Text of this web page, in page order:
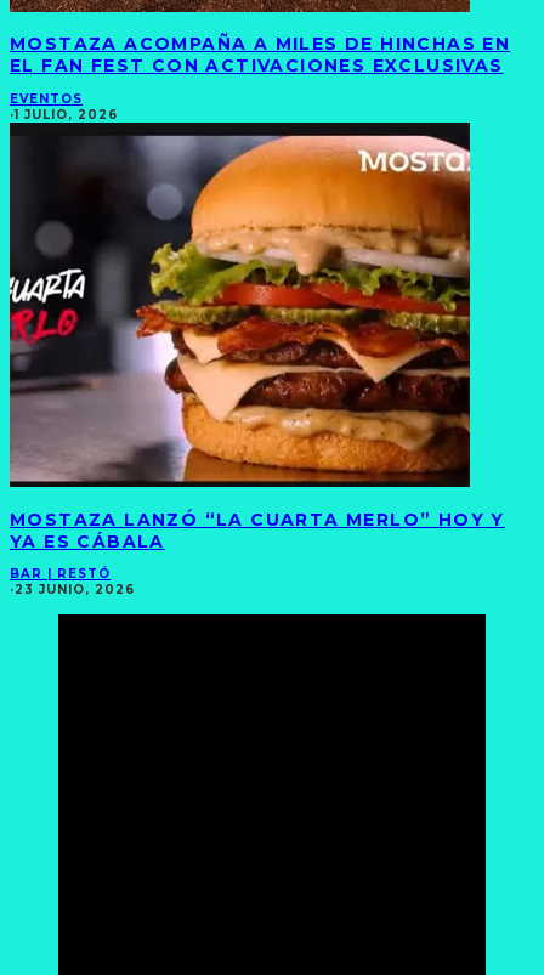
MOSTAZA ACOMPAÑA A MILES DE HINCHAS EN
EL FAN FEST CON ACTIVACIONES EXCLUSIVAS
EVENTOS
·1 JULIO, 2026
MOSTAZA LANZÓ “LA CUARTA MERLO” HOY Y
YA ES CÁBALA
BAR | RESTÓ
·23 JUNIO, 2026